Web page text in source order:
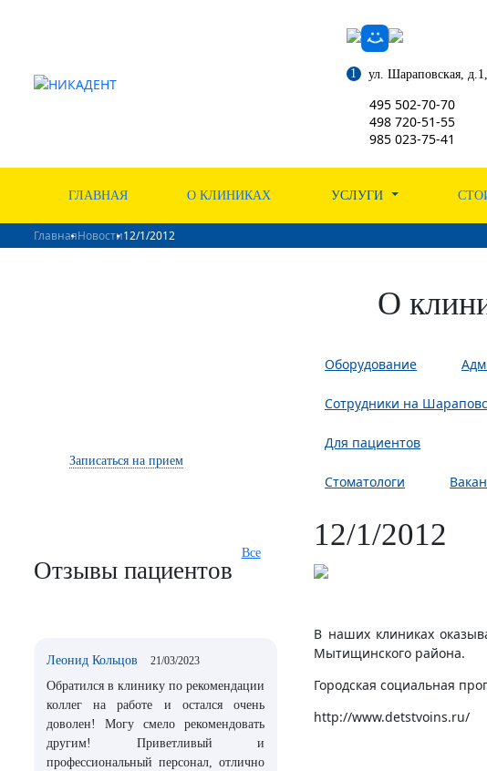
1 ул. Шараповская,
495 502-70-70
498 720-51-55
985 023-75-41
ГЛАВНАЯ О КЛИНИКАХ УСЛУГИ
ГлавнаяНовости12/1/2012
Записаться на прием
Отзывы пациентов
Леонид Кольцов 21/03/2023
Обратился в клинику по рекомендации
коллег на работе и остался очень
доволен! Могу смело рекомендовать
другим! Приветливый и
профессиональный персонал, отлично
Все
О
Оборудование
Сотрудники на
Для пациентов
Стоматологи
12/1/2012
В наших клиниках
Мытищинского района.
Городская социальная
http://www.detstvoins.ru/